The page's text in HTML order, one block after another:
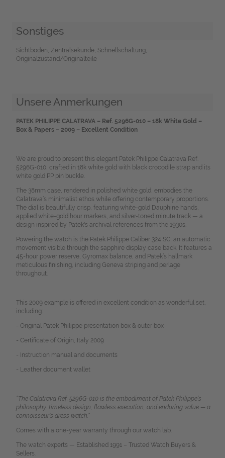
Sonstiges
Sichtboden, Zentralsekunde, Schnellschaltung,
Originalzustand/Originalteile
Unsere Anmerkungen
PATEK PHILIPPE CALATRAVA – Ref. 5296G-010 – 18k White Gold –
Box & Papers – 2009 – Excellent Condition
We are proud to present this elegant Patek Philippe Calatrava Ref.
5296G-010, crafted in 18k white gold with black crocodile strap and its
white gold PP pin buckle.
The 38mm case, rendered in polished white gold, embodies the
Calatrava’s minimalist ethos while offering contemporary proportions.
The dial is beautifully crisp, featuring white-gold Dauphine hands,
applied white-gold hour markers, and silver-toned minute track — a
design inspired by Patek's archival references from the 1930s.
Powering the watch is the Patek Philippe Caliber 324 SC, an automatic
movement visible through the sapphire display case back. It features a
45-hour power reserve, Gyromax balance, and Patek’s hallmark
meticulous finishing, including Geneva striping and perlage
throughout.
This 2009 example is offered in excellent condition as wonderful set,
including:
- Original Patek Philippe presentation box & outer box
- Certificate of Origin, Italy 2009
- Instruction manual and documents
- Leather document wallet
“The Calatrava Ref. 5296G-010 is the embodiment of Patek Philippe’s
philosophy: timeless design, flawless execution, and enduring value — a
connoisseur’s dress watch.”
Comes with a one-year warranty through our watch lab.
The watch experts — Established 1991 – Trusted Watch Buyers &
Sellers.